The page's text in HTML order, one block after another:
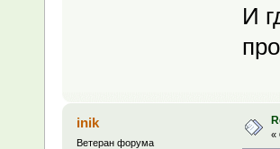
И
inik
Ветеран форума
«